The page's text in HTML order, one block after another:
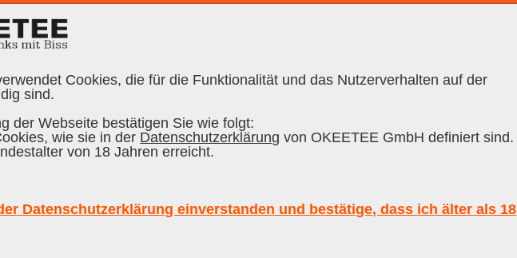
FR EN|Anmelden
% vol. Alter Farbe Inhalt
Cookies, die für die Funktionalität und das Nutzerverhalten auf der
sind.
der Webseite bestätigen Sie wie folgt:
wie sie in der Datenschutzerklärung von OKEETEE GmbH definiert sind.
von 18 Jahren erreicht.
Datenschutzerklärung einverstanden und bestätige, dass ich älter als 18